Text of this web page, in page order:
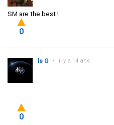
SM are the best !
0
le G • il y a 14 ans
0